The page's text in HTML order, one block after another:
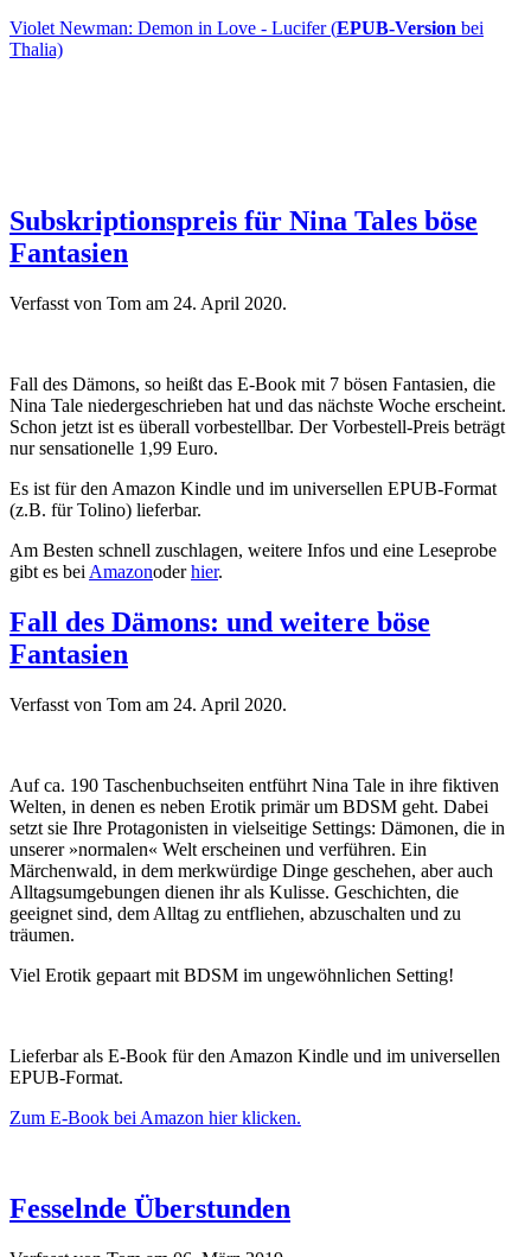
Violet Newman: Demon in Love - Lucifer (EPUB-Version bei
Thalia)
Subskriptionspreis für Nina Tales böse
Fantasien
Verfasst von Tom am 24. April 2020.
Fall des Dämons, so heißt das E-Book mit 7 bösen Fantasien, die
Nina Tale niedergeschrieben hat und das nächste Woche erscheint.
Schon jetzt ist es überall vorbestellbar. Der Vorbestell-Preis beträgt
nur sensationelle 1,99 Euro.
Es ist für den Amazon Kindle und im universellen EPUB-Format
(z.B. für Tolino) lieferbar.
Am Besten schnell zuschlagen, weitere Infos und eine Leseprobe
gibt es bei Amazonoderhier.
Fall des Dämons: und weitere böse
Fantasien
Verfasst von Tom am 24. April 2020.
Auf ca. 190 Taschenbuchseiten entführt Nina Tale in ihre fiktiven
Welten, in denen es neben Erotik primär um BDSM geht. Dabei
setzt sie Ihre Protagonisten in vielseitige Settings: Dämonen, die in
unserer »normalen« Welt erscheinen und verführen. Ein
Märchenwald, in dem merkwürdige Dinge geschehen, aber auch
Alltagsumgebungen dienen ihr als Kulisse. Geschichten, die
geeignet sind, dem Alltag zu entfliehen, abzuschalten und zu
träumen.
Viel Erotik gepaart mit BDSM im ungewöhnlichen Setting!
Lieferbar als E-Book für den Amazon Kindle und im universellen
EPUB-Format.
Zum E-Book bei Amazon hier klicken.
Fesselnde Überstunden